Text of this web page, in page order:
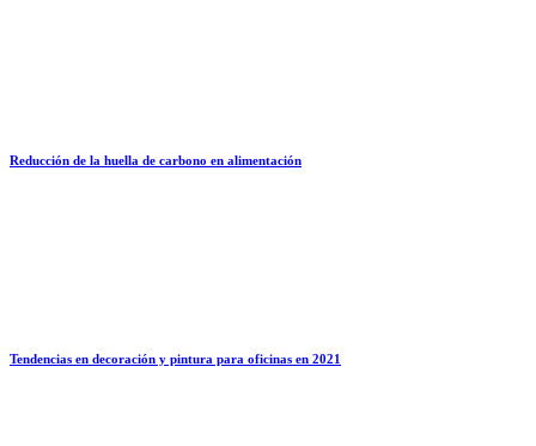
Reducción de la huella de carbono en alimentación
Tendencias en decoración y pintura para oficinas en 2021